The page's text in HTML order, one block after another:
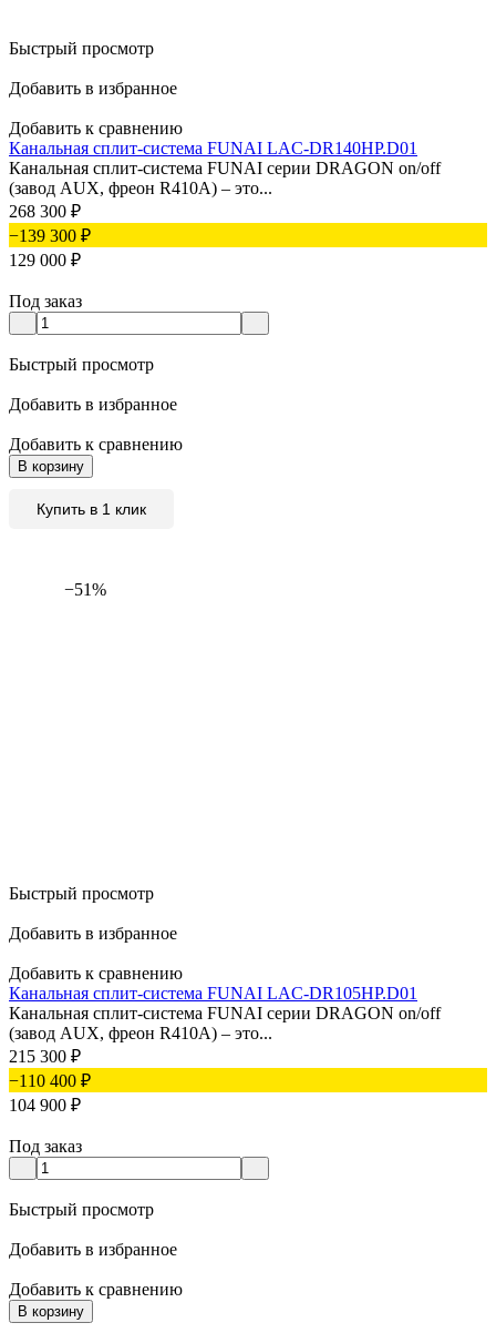
Быстрый просмотр
Добавить в избранное
Добавить к сравнению
Канальная сплит-система FUNAI LAC-DR140HP.D01
Канальная сплит-система FUNAI серии DRAGON on/off
(завод AUX, фреон R410А) – это...
268 300 ₽
−139 300 ₽
129 000 ₽
Под заказ
Быстрый просмотр
Добавить в избранное
Добавить к сравнению
В корзину
Купить в 1 клик
−51%
Быстрый просмотр
Добавить в избранное
Добавить к сравнению
Канальная сплит-система FUNAI LAC-DR105HP.D01
Канальная сплит-система FUNAI серии DRAGON on/off
(завод AUX, фреон R410А) – это...
215 300 ₽
−110 400 ₽
104 900 ₽
Под заказ
Быстрый просмотр
Добавить в избранное
Добавить к сравнению
В корзину